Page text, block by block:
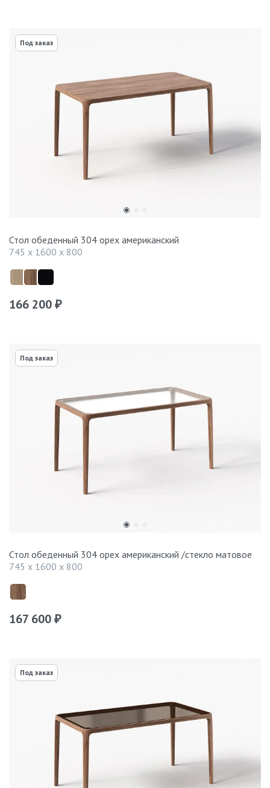
Под заказ
Стол обеденный 304 орех американский
745 x 1600 x 800
166 200 ₽
Под заказ
Стол обеденный 304 орех американский /стекло матовое
745 x 1600 x 800
167 600 ₽
Под заказ